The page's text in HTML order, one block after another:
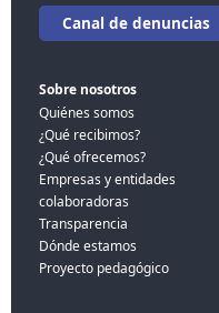
Canal de denuncias
Sobre nosotros
Quiénes somos
¿Qué recibimos?
¿Qué ofrecemos?
Empresas y entidades
colaboradoras
Transparencia
Dónde estamos
Proyecto pedagógico